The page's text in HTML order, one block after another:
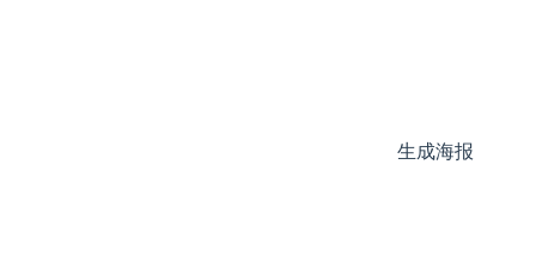
生成海报